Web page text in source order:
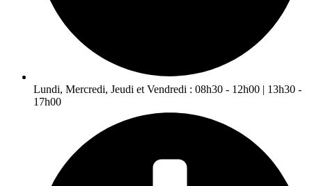
Lundi, Mercredi, Jeudi et Vendredi : 08h30 - 12h00 | 13h30 -
17h00